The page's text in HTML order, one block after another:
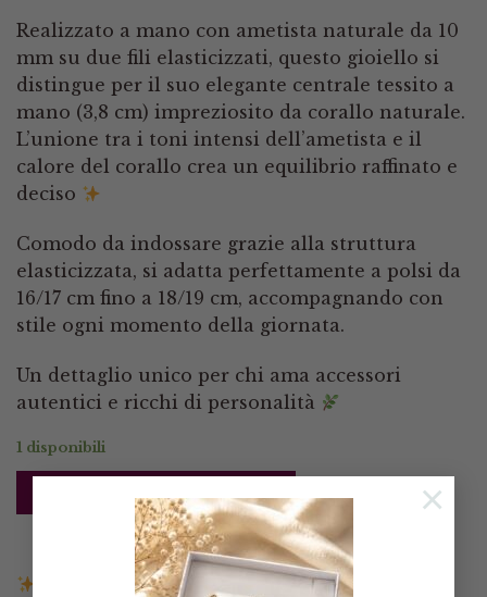
×
Realizzato a mano con ametista naturale da 10
mm su due fili elasticizzati, questo gioiello si
distingue per il suo elegante centrale tessito a
mano (3,8 cm) impreziosito da corallo naturale.
L’unione tra i toni intensi dell’ametista e il
calore del corallo crea un equilibrio raffinato e
deciso
Comodo da indossare grazie alla struttura
elasticizzata, si adatta perfettamente a polsi da
16/17 cm fino a 18/19 cm, accompagnando con
stile ogni momento della giornata.
Un dettaglio unico per chi ama accessori
autentici e ricchi di personalità
1 disponibili
Spedizione gratuita in Italia sopra i 140€